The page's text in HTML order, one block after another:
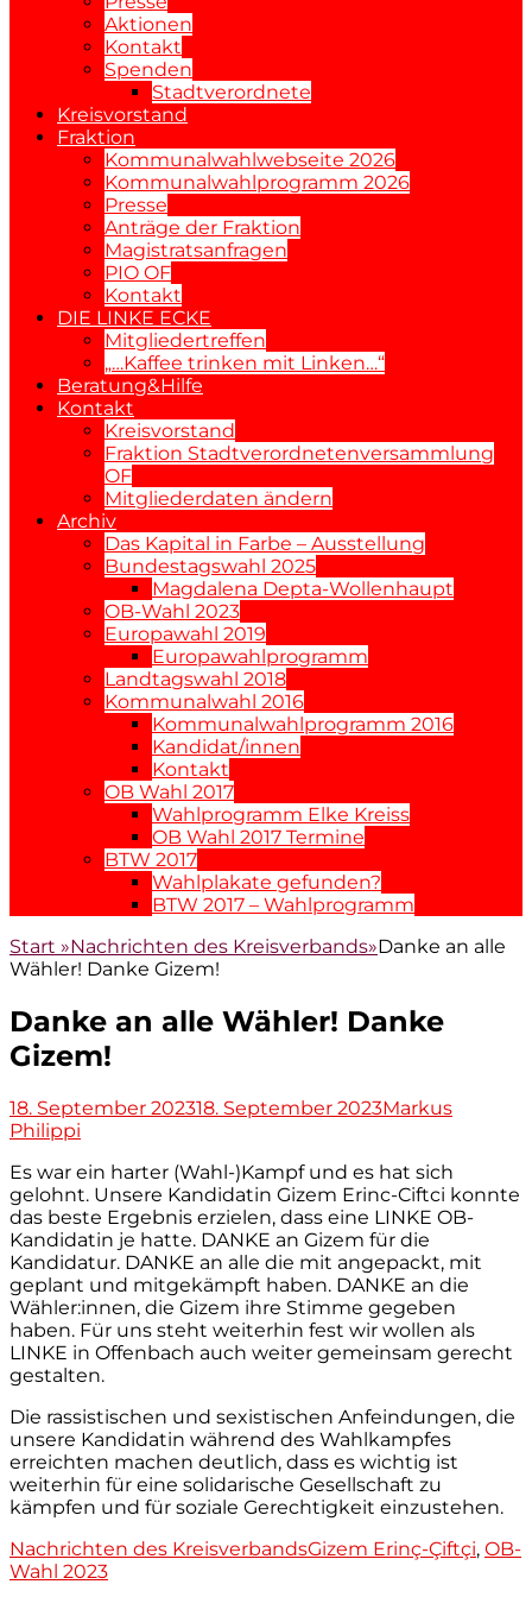
Aktionen
Kontakt
Spenden
Stadtverordnete
Kreisvorstand
Fraktion
Kommunalwahlwebseite 2026
Kommunalwahlprogramm 2026
Presse
Anträge der Fraktion
Magistratsanfragen
PIO OF
Kontakt
DIE LINKE ECKE
Mitgliedertreffen
„…Kaffee trinken mit Linken…“
Beratung&Hilfe
Kontakt
Kreisvorstand
Fraktion Stadtverordnetenversammlung
OF
Mitgliederdaten ändern
Archiv
Das Kapital in Farbe – Ausstellung
Bundestagswahl 2025
Magdalena Depta-Wollenhaupt
OB-Wahl 2023
Europawahl 2019
Europawahlprogramm
Landtagswahl 2018
Kommunalwahl 2016
Kommunalwahlprogramm 2016
Kandidat/innen
Kontakt
OB Wahl 2017
Wahlprogramm Elke Kreiss
OB Wahl 2017 Termine
BTW 2017
Wahlplakate gefunden?
BTW 2017 – Wahlprogramm
Start »Nachrichten des Kreisverbands»Danke an alle
Wähler! Danke Gizem!
Danke an alle Wähler! Danke
Gizem!
Veröffentlicht
am
18. September 202318. September 2023Autor
Markus
Philippi
Es war ein harter (Wahl-)Kampf und es hat sich
gelohnt. Unsere Kandidatin Gizem Erinc-Ciftci konnte
das beste Ergebnis erzielen, dass eine LINKE OB-
Kandidatin je hatte. DANKE an Gizem für die
Kandidatur. DANKE an alle die mit angepackt, mit
geplant und mitgekämpft haben. DANKE an die
Wähler:innen, die Gizem ihre Stimme gegeben
haben. Für uns steht weiterhin fest wir wollen als
LINKE in Offenbach auch weiter gemeinsam gerecht
gestalten.
Die rassistischen und sexistischen Anfeindungen, die
unsere Kandidatin während des Wahlkampfes
erreichten machen deutlich, dass es wichtig ist
weiterhin für eine solidarische Gesellschaft zu
kämpfen und für soziale Gerechtigkeit einzustehen.
Kategorien
Nachrichten des KreisverbandsTags
Gizem Erinç-Çiftçi, OB-
Wahl 2023